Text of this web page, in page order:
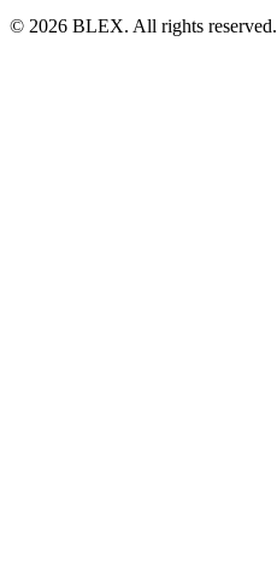
© 2026 BLEX. All rights reserved.